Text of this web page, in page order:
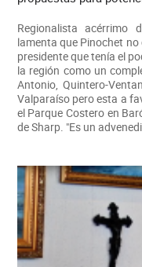
Regionalista acérrimo
lamenta que Pinochet
presidente que tenía el
la región como un
Antonio, Quintero-
Valparaíso pero esta a
el Parque Costero en
de Sharp. "Es un